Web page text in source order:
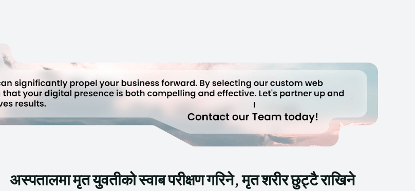
अस्पतालमा मृत युवतीको स्वाब परीक्षण गरिने, मृत शरीर छुट्टै राखिने